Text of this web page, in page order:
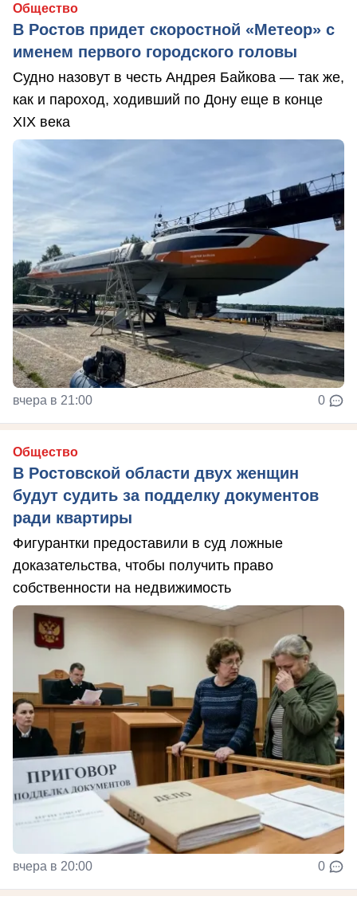
Общество
В Ростов придет скоростной «Метеор» с
именем первого городского головы
Судно назовут в честь Андрея Байкова — так же,
как и пароход, ходивший по Дону еще в конце
XIX века
вчера в 21:00 0
Общество
В Ростовской области двух женщин
будут судить за подделку документов
ради квартиры
Фигурантки предоставили в суд ложные
доказательства, чтобы получить право
собственности на недвижимость
вчера в 20:00 0